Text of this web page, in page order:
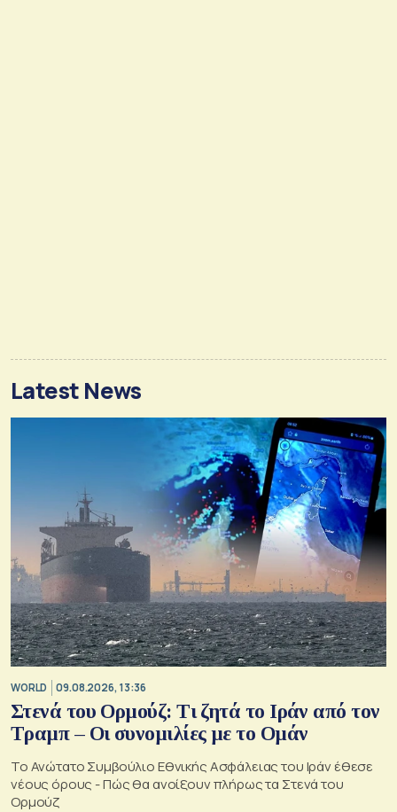
Latest News
WORLD 09.08.2026, 13:36
Στενά του Ορμούζ: Τι ζητά το Ιράν από τον
Τραμπ – Οι συνομιλίες με το Ομάν
Το Ανώτατο Συμβούλιο Εθνικής Ασφάλειας του Ιράν έθεσε
νέους όρους - Πώς θα ανοίξουν πλήρως τα Στενά του
Ορμούζ